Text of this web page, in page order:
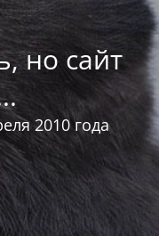
но сайт
2010 года